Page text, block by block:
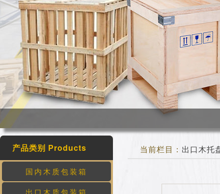
产品类别 Products
国内木质包装箱
出口木质包装箱
当前栏目： 出口木托